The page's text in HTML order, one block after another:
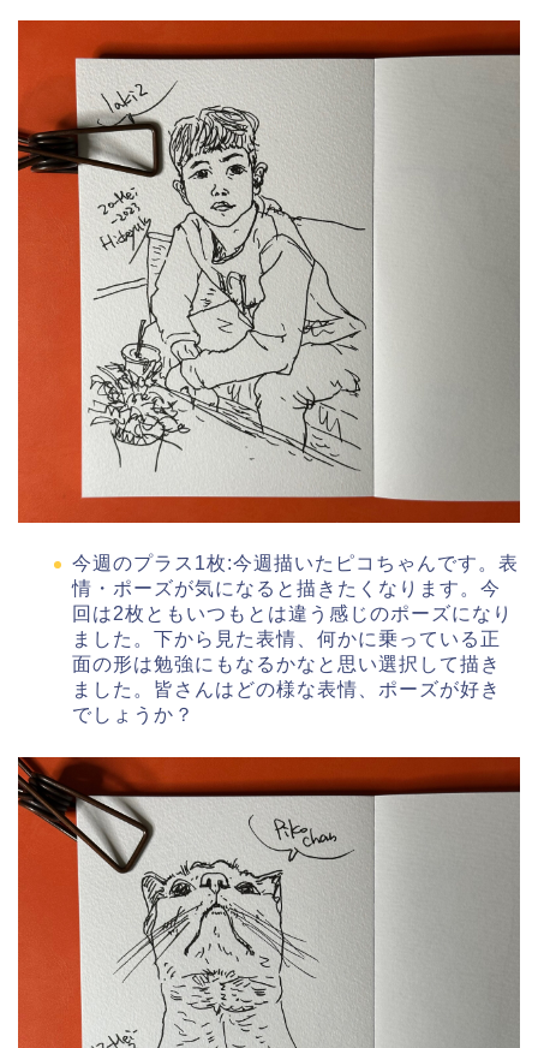
今週のプラス1枚:今週描いたピコちゃんです。表
情・ポーズが気になると描きたくなります。今
回は2枚ともいつもとは違う感じのポーズになり
ました。下から見た表情、何かに乗っている正
面の形は勉強にもなるかなと思い選択して描き
ました。皆さんはどの様な表情、ポーズが好き
でしょうか？